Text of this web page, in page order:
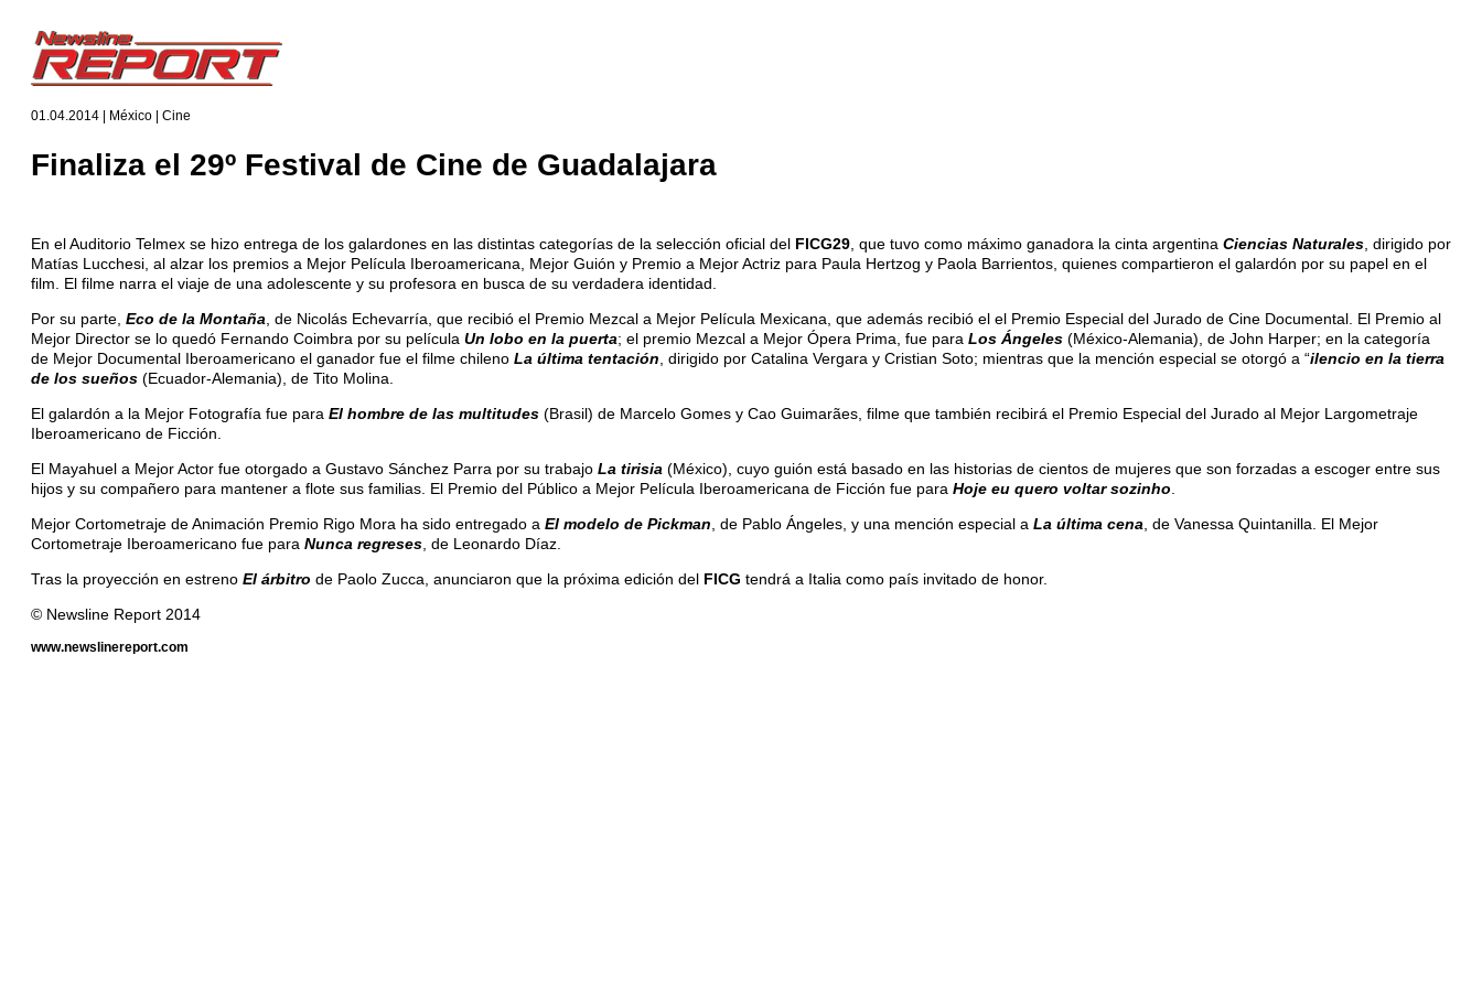
01.04.2014 | México | Cine
Finaliza el 29º Festival de Cine de Guadalajara
En el Auditorio Telmex se hizo entrega de los galardones en las distintas categorías de la selección oficial del FICG29 , que tuvo como máximo ganadora la cinta argentina Ciencias Naturales , dirigido por
Matías Lucchesi, al alzar los premios a Mejor Película Iberoamericana, Mejor Guión y Premio a Mejor Actriz para Paula Hertzog y Paola Barrientos, quienes compartieron el galardón por su papel en el
film. El filme narra el viaje de una adolescente y su profesora en busca de su verdadera identidad.
Por su parte, Eco de la Montaña , de Nicolás Echevarría, que recibió el Premio Mezcal a Mejor Película Mexicana, que además recibió el el Premio Especial del Jurado de Cine Documental. El Premio al
Mejor Director se lo quedó Fernando Coimbra por su película Un lobo en la puerta; el premio Mezcal a Mejor Ópera Prima, fue para Los Ángeles (México-Alemania), de John Harper; en la categoría
de Mejor Documental Iberoamericano el ganador fue el filme chileno La última tentación , dirigido por Catalina Vergara y Cristian Soto; mientras que la mención especial se otorgó a “ilencio en la tierra
de los sueños (Ecuador-Alemania), de Tito Molina.
El galardón a la Mejor Fotografía fue para El hombre de las multitudes (Brasil) de Marcelo Gomes y Cao Guimarães, filme que también recibirá el Premio Especial del Jurado al Mejor Largometraje
Iberoamericano de Ficción.
El Mayahuel a Mejor Actor fue otorgado a Gustavo Sánchez Parra por su trabajo La tirisia (México), cuyo guión está basado en las historias de cientos de mujeres que son forzadas a escoger entre sus
hijos y su compañero para mantener a flote sus familias. El Premio del Público a Mejor Película Iberoamericana de Ficción fue para Hoje eu quero voltar sozinho
Mejor Cortometraje de Animación Premio Rigo Mora ha sido entregado a El modelo de Pickman , de Pablo Ángeles, y una mención especial a La última cena , de Vanessa Quintanilla. El Mejor
Cortometraje Iberoamericano fue para Nunca regreses , de Leonardo Díaz.
Tras la proyección en estreno El árbitro de Paolo Zucca, anunciaron que la próxima edición del FICG tendrá a Italia como país invitado de honor.
© Newsline Report 2014
www.newslinereport.com